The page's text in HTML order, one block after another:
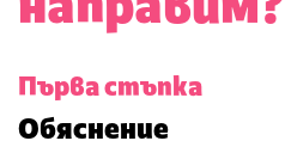
Първа стъпка
Обяснение